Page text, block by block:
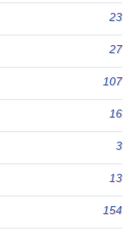
23
27
107
16
3
13
154